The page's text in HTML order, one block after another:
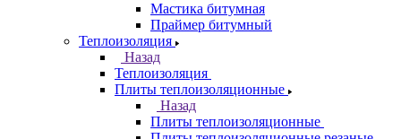
Мастика битумная
Праймер битумный
Теплоизоляция
Назад
Теплоизоляция
Плиты теплоизоляционные
Назад
Плиты теплоизоляционные